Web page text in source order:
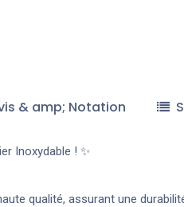
& amp; Notation
Inoxydable ! ✨
qualité, assurant une